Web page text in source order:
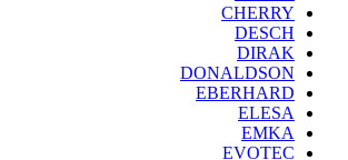
CHERRY
DESCH
DIRAK
DONALDSON
EBERHARD
ELESA
EMKA
EVOTEC